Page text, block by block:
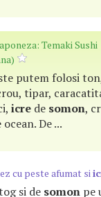
Temaki Sushi
putem folosi
tipar,
icre de somon,
De ...
cu peste afumat si
si de somon pe